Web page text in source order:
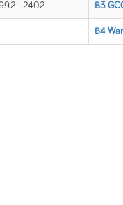
- 240.2 B3
B4